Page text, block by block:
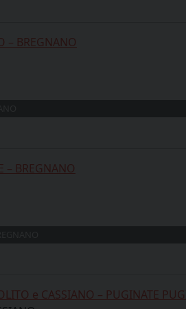
– BREGNANO
– BREGNANO
e CASSIANO – PUGINATE